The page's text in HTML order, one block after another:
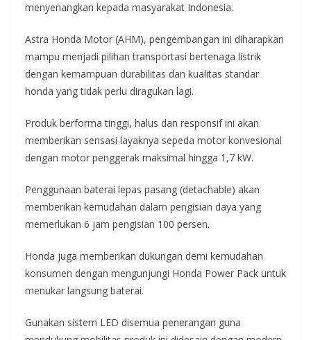
menyenangkan kepada masyarakat Indonesia.
Astra Honda Motor (AHM), pengembangan ini diharapkan
mampu menjadi pilihan transportasi bertenaga listrik
dengan kemampuan durabilitas dan kualitas standar
honda yang tidak perlu diragukan lagi.
Produk berforma tinggi, halus dan responsif ini akan
memberikan sensasi layaknya sepeda motor konvesional
dengan motor penggerak maksimal hingga 1,7 kW.
Penggunaan baterai lepas pasang (detachable) akan
memberikan kemudahan dalam pengisian daya yang
memerlukan 6 jam pengisian 100 persen.
Honda juga memberikan dukungan demi kemudahan
konsumen dengan mengunjungi Honda Power Pack untuk
menukar langsung baterai.
Gunakan sistem LED disemua penerangan guna